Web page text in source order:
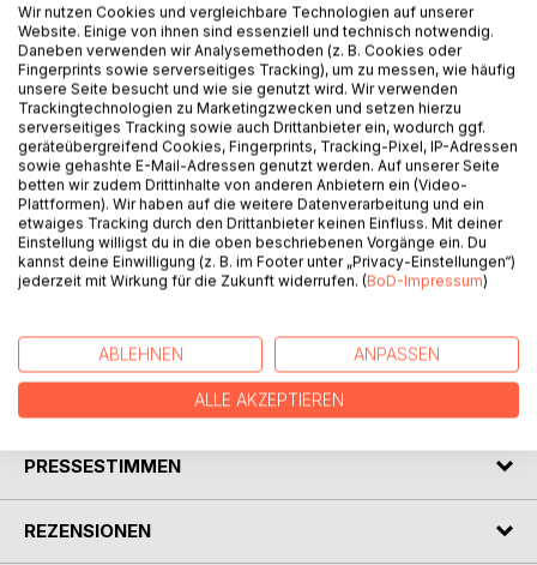
BESCHREIBUNG
Das Ich sagt etwas. Der andere hört es nicht, warum auch
immer. Das Ich ist verletzt. Das Nichthören oder das
Nichtzuhören kann schwerwiegende Folgen haben:
Fehlentscheidungen. Merkle verknüpft diese
Alltagssituation mit der Botschaft: Wenn du lange genug
wartest am Fluss, siehst du irgendwann die Leichen deiner
Feinde vorbeitreiben. In der dramatischen Erzählung lernt
zunächst das Ich von einem Feuersalamander das Warten.
Dann bringt eine weiße Taube dem Ich eine Botschaft.
das Leben.
PRESSESTIMMEN
REZENSIONEN
Wir nutzen Cookies und vergleichbare Technologien auf unserer
Website. Einige von ihnen sind essenziell und technisch notwendig.
Daneben verwenden wir Analysemethoden (z. B. Cookies oder
Fingerprints sowie serverseitiges Tracking), um zu messen, wie häufig
unsere Seite besucht und wie sie genutzt wird. Wir verwenden
Trackingtechnologien zu Marketingzwecken und setzen hierzu
serverseitiges Tracking sowie auch Drittanbieter ein, wodurch ggf.
geräteübergreifend Cookies, Fingerprints, Tracking-Pixel, IP-Adressen
sowie gehashte E-Mail-Adressen genutzt werden. Auf unserer Seite
betten wir zudem Drittinhalte von anderen Anbietern ein (Video-
Plattformen). Wir haben auf die weitere Datenverarbeitung und ein
etwaiges Tracking durch den Drittanbieter keinen Einfluss. Mit deiner
Einstellung willigst du in die oben beschriebenen Vorgänge ein. Du
kannst deine Einwilligung (z. B. im Footer unter „Privacy-Einstellungen“)
jederzeit mit Wirkung für die Zukunft widerrufen. (BoD-Impressum)
ABLEHNEN ANPASSEN
ALLE AKZEPTIEREN